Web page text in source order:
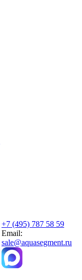
+7 (495) 787 58 59
Email:
sale@aquasegment.ru